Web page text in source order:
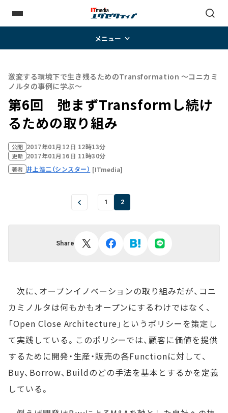
メニュー
激変する環境下で生き残るためのTransformation ～コニカミ
ノルタの事例に学ぶ～
第6回 弛まずTransformし続け
るための取り組み
公開 2017年01月12日 12時13分
更新 2017年01月16日 11時30分
著者 井上浩二（シンスター） [ITmedia]
1 2
Share
次に、オープンイノベーションの取り組みだが、コニ
カミノルタは何もかもオープンにするわけではなく、
「Open Close Architecture」というポリシーを策定し
て実践している。このポリシーでは、顧客に価値を提供
するために開発・生産・販売の各Functionに対して、
Buy、Borrow、Buildのどの手法を基本とするかを定義
している。